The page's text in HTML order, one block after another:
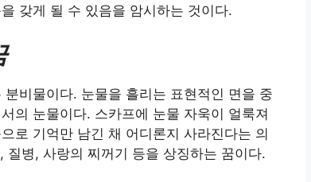
갖게 될 수 있음을 암시하는 것이다.
비물이다. 눈물을 흘리는 표현적인 면을 중
의 눈물이다. 스카프에 눈물 자욱이 얼룩져
로 기억만 남긴 채 어디론지 사라진다는 의
병, 사랑의 찌꺼기 등을 상징하는 꿈이다.